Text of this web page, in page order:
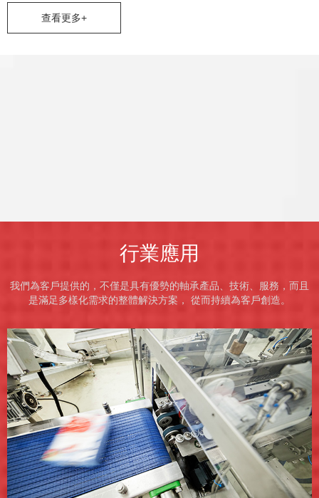
查看更多+
行業應用
我們為客戶提供的，不僅是具有優勢的軸承產品、技術、服務，而且
是滿足多樣化需求的整體解決方案， 從而持續為客戶創造。